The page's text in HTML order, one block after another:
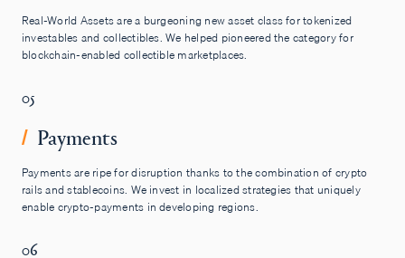
Real-World Assets are a burgeoning new asset class for tokenized
investables and collectibles. We helped pioneered the category for
blockchain-enabled collectible marketplaces.
05
/ Payments
Payments are ripe for disruption thanks to the combination of crypto
rails and stablecoins. We invest in localized strategies that uniquely
enable crypto-payments in developing regions.
06